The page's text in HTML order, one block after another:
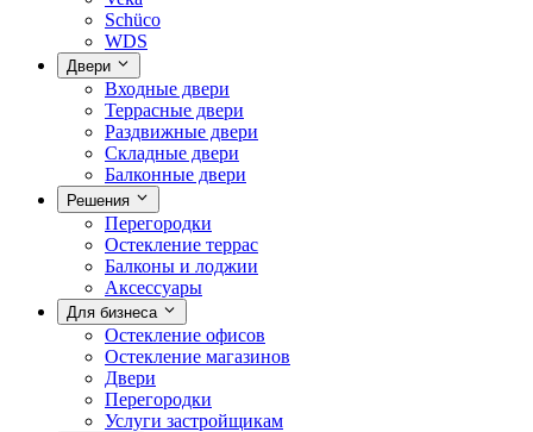
Schüco
WDS
Двери
Входные двери
Террасные двери
Раздвижные двери
Складные двери
Балконные двери
Решения
Перегородки
Остекление террас
Балконы и лоджии
Аксессуары
Для бизнеса
Остекление офисов
Остекление магазинов
Двери
Перегородки
Услуги застройщикам